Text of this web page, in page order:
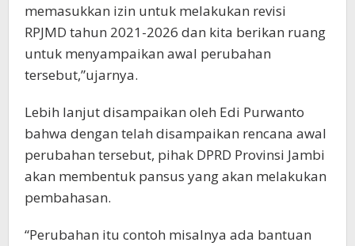
memasukkan izin untuk melakukan revisi
RPJMD tahun 2021-2026 dan kita berikan ruang
untuk menyampaikan awal perubahan
tersebut,”ujarnya.
Lebih lanjut disampaikan oleh Edi Purwanto
bahwa dengan telah disampaikan rencana awal
perubahan tersebut, pihak DPRD Provinsi Jambi
akan membentuk pansus yang akan melakukan
pembahasan.
“Perubahan itu contoh misalnya ada bantuan